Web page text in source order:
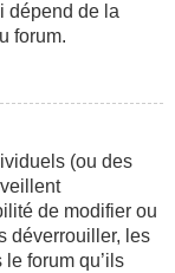
dépend de la
forum.
(ou des
de modifier ou
déverrouiller, les
forum qu’ils